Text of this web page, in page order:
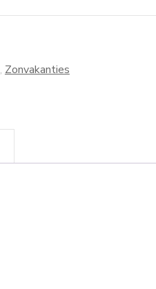
, Zonvakanties